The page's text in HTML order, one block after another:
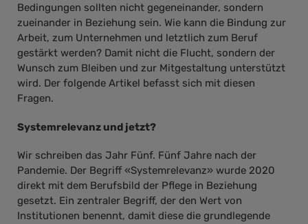
Bedingungen sollten nicht gegeneinander, sondern
zueinander in Beziehung sein. Wie kann die Bindung zur
Arbeit, zum Unternehmen und letztlich zum Beruf
gestärkt werden? Damit nicht die Flucht, sondern der
Wunsch zum Bleiben und zur Mitgestaltung unterstützt
wird. Der folgende Artikel befasst sich mit diesen
Fragen.
Systemrelevanz und jetzt?
Wir schreiben das Jahr Fünf. Fünf Jahre nach der
Pandemie. Der Begriff «Systemrelevanz» wurde 2020
direkt mit dem Berufsbild der Pflege in Beziehung
gesetzt. Ein zentraler Begriff, der den Wert von
Institutionen benennt, damit diese die grundlegende